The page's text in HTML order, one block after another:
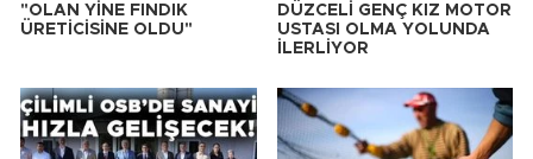
"OLAN YİNE FINDIK
ÜRETİCİSİNE OLDU"
DÜZCELİ GENÇ KIZ MOTOR
USTASI OLMA YOLUNDA
İLERLİYOR